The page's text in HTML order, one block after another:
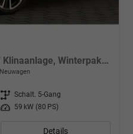
Edition 1.0 MPI 5G, 59 kW Klinaanlage, Winterpaket: beheizb Sitze + Spiegel, elektr.klappbar, get. Bank, Armlehne v., 4 elektr. Fensterheb. LED Licht, autom. Fernlichtregulierung, Licht & Sicht Paket ,PDC,Alufelgen, Vorders. hvs,Full-Link, digital Cockpit
Neuwagen
Getriebe Schalt. 5-Gang
Leistung 59 kW (80 PS)
Details